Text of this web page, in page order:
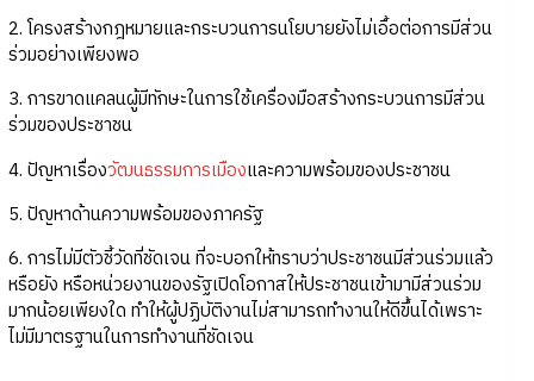
2. โครงสร้างกฎหมายและกระบวนการนโยบายยังไม่เอื้อต่อการมีส่วน
ร่วมอย่างเพียงพอ
3. การขาดแคลนผู้มีทักษะในการใช้เครื่องมือสร้างกระบวนการมีส่วน
ร่วมของประชาชน
4. ปัญหาเรื่องวัฒนธรรมการเมืองและความพร้อมของประชาชน
5. ปัญหาด้านความพร้อมของภาครัฐ
6. การไม่มีตัวชี้วัดที่ชัดเจน ที่จะบอกให้ทราบว่าประชาชนมีส่วนร่วมแล้ว
หรือยัง หรือหน่วยงานของรัฐเปิดโอกาสให้ประชาชนเข้ามามีส่วนร่วม
มากน้อยเพียงใด ทำให้ผู้ปฏิบัติงานไม่สามารถทำงานให้ดีขึ้นได้เพราะ
ไม่มีมาตรฐานในการทำงานที่ชัดเจน